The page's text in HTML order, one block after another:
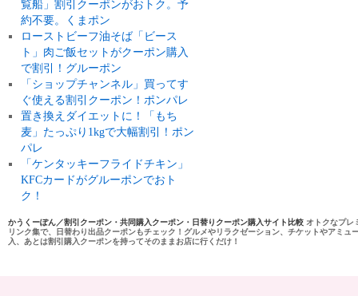
覧船」割引クーポンがおトク。予
約不要。くまポン
ローストビーフ油そば「ビース
ト」肉ご飯セットがクーポン購入
で割引！グルーポン
「ショップチャンネル」買ってす
ぐ使える割引クーポン！ポンパレ
置き換えダイエットに！「もち
麦」たっぷり1kgで大幅割引！ポン
パレ
「ケンタッキーフライドチキン」
KFCカードがグルーポンでおト
ク！
かうくーぽん／割引クーポン・共同購入クーポン・日替りクーポン購入サイト比較 オトクなプレ
リンク集で、日替わり出品クーポンもチェック！グルメやリラクゼーション、チケットやアミ
入、あとは割引購入クーポンを持ってそのままお店に行くだけ！